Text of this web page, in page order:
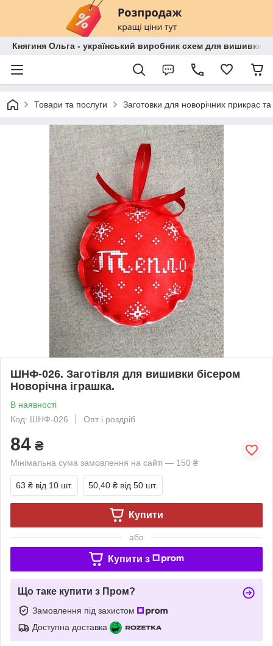
Княгиня Ольга - український виробник схем для вишивки
Товари та послуги Заготовки для новорічних прикрас
ШНФ-026. Заготівля для вишивки бісером
Новорічна іграшка.
В наявності
Код: ШНФ-026
Опт і роздріб
84 ₴
Мінімальна сума замовлення на сайті — 150 ₴
63 ₴ від 10 шт. 50,40 ₴ від 50 шт.
Купити
або
Купити з
Що таке купити з Пром?
Замовлення під захистом
Доступна доставка